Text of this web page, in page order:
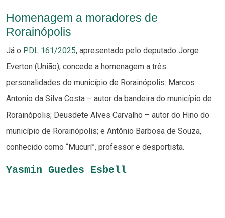
Homenagem a moradores de
Rorainópolis
Já o PDL 161/2025, apresentado pelo deputado Jorge
Everton (União), concede a homenagem a três
personalidades do município de Rorainópolis: Marcos
Antonio da Silva Costa – autor da bandeira do município de
Rorainópolis; Deusdete Alves Carvalho – autor do Hino do
município de Rorainópolis; e Antônio Barbosa de Souza,
conhecido como “Mucurí”, professor e desportista.
Yasmin Guedes Esbell